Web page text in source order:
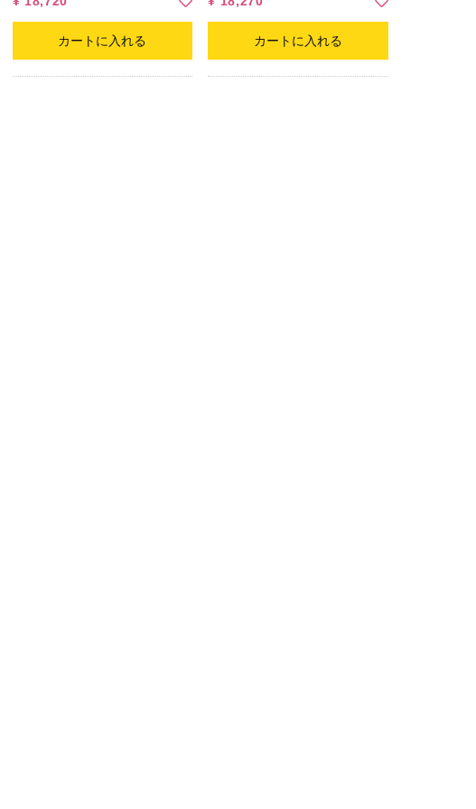
カートに入れる カートに入れる